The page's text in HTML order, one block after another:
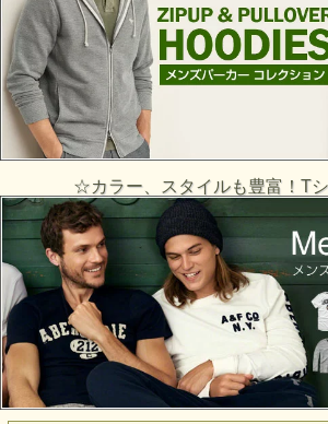
☆カラー、スタイルも豊富！Tシ